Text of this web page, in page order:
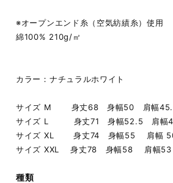
※オープンエンド糸（空気紡績糸）使用
綿100% 210g/㎡
カラー：ナチュラルホワイト
サイズ M 身丈68 身幅50 肩幅
サイズ L 身丈71 身幅52.5 肩幅
サイズ XL 身丈74 身幅55 肩幅
サイズ XXL 身丈78 身幅58 肩幅
種類